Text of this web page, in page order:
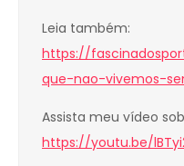
Leia também:
https://
que-nao-vivemos-
Assista meu vídeo
https://youtu.be/